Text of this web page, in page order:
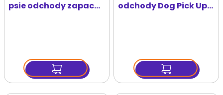
psie odchody zapach
odchody Dog Pick Up 8